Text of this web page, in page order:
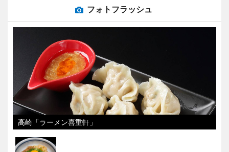
フォトフラッシュ
高崎「ラーメン喜重軒」